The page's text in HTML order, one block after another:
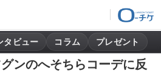
タビュー コラム プレゼント
ンのへそちらコーデに反